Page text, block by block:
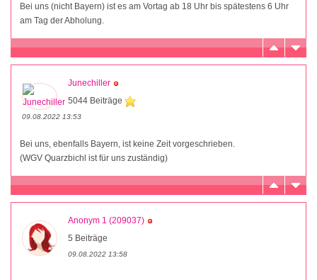
Bei uns (nicht Bayern) ist es am Vortag ab 18 Uhr bis spätestens 6 Uhr
am Tag der Abholung.
Junechiller
5044 Beiträge
09.08.2022 13:53
Bei uns, ebenfalls Bayern, ist keine Zeit vorgeschrieben.
(WGV Quarzbichl ist für uns zuständig)
Anonym 1 (209037)
5 Beiträge
09.08.2022 13:58